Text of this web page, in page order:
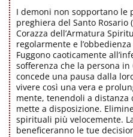
I demoni non sopportano le
preghiera del Santo
Corazza dell’Armatura
regolarmente e
Fuggono caoticamente
sofferenza che la persona
concede una pausa dalla
vivere così una vera e
mente, tenendoli a distanza
mette a disposizione.
spirituali più velocemente.
beneficeranno le tue